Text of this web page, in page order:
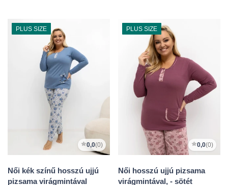
PLUS SIZE
0,0(0)
Női kék színű hosszú ujjú
pizsama virágmintával
PLUS SIZE
0,0(0)
Női hosszú ujjú pizsama
virágmintával, - sötét